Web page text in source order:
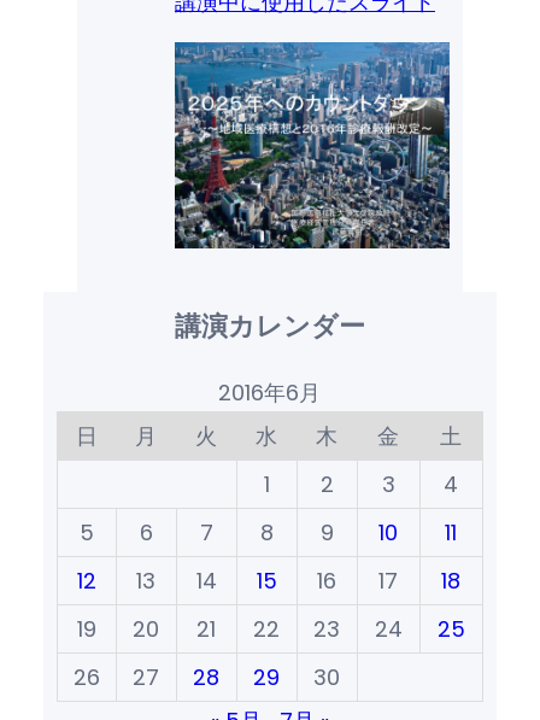
講演カレンダー
2016年6月
日
月 火 水 木 金
土
1
2 3
4
5
6 7 8 9 10
11
12
13 14 15 16 17
18
19
20 21 22 23 24
25
26
27 28 29
30